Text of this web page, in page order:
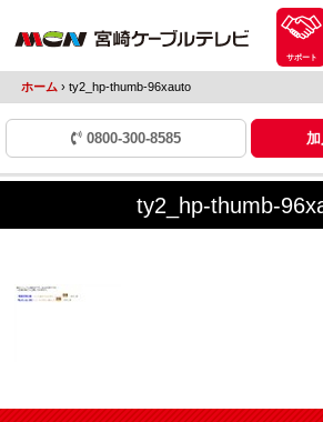
サポート
ホーム ›ty2_hp-thumb-96xauto
0800-300-8585
ty2_hp-thumb-